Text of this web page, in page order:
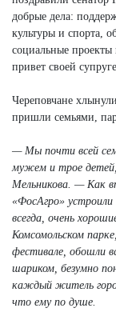
добрые дела:
культуры и спорта,
социальные проекты
привет своей
Череповчане
пришли семьями,
— Мы почти всей
мужем и трое
Мельникова. — Как
«ФосАгро»
всегда, очень
Комсомольском
фестивале, обошли
шариком, безумно
каждый житель
что ему по душе.